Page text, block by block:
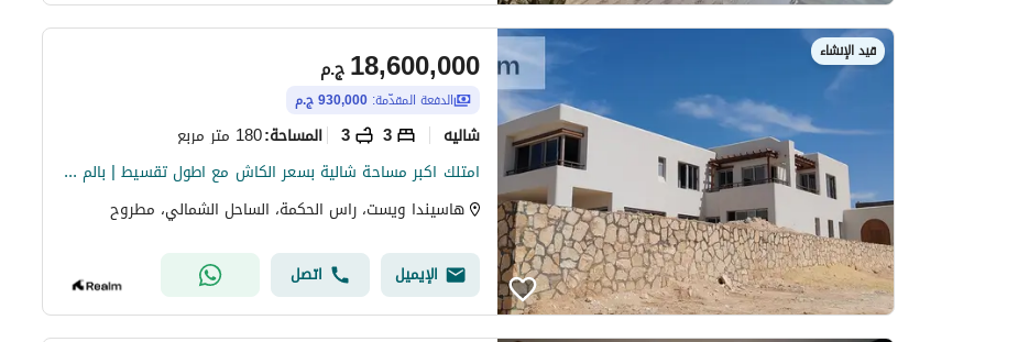
قيد الإنشاء
ج.م18,600,000
الدفعة المقدّمة: 930,000 ج.م
شاليه 3
3 المساحة:180 متر مربع
امتلك اكبر مساحة شالية بسعر الكاش مع اطول تقسيط | بالم هيلز هاسيندا
هاسيندا ويست، راس الحكمة، الساحل الشمالي، مطروح
الإيميل اتصل